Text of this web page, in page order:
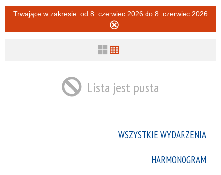
Szukana fraza
Kategoria
Trwające w
—
Trwające w zakresie: od 8. czerwiec 2026 do 8. czerwiec 2026
filtr
Lista jest pusta
WSZYSTKIE WYDARZENIA
HARMONOGRAM